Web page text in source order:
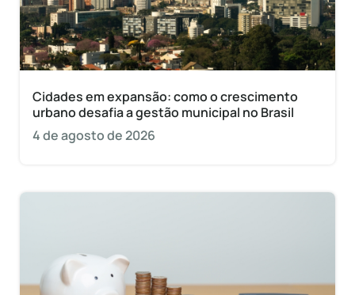
Cidades em expansão: como o crescimento
urbano desafia a gestão municipal no Brasil
4 de agosto de 2026